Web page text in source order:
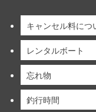
キャンセル料につ
レンタルボート
忘れ物
釣行時間